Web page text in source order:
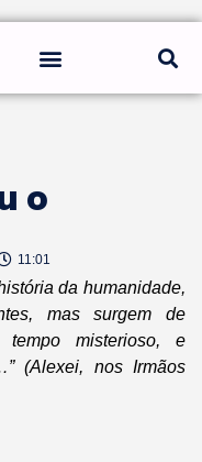
o
11:01
da humanidade,
mas surgem de
misterioso, e
(Alexei, nos Irmãos